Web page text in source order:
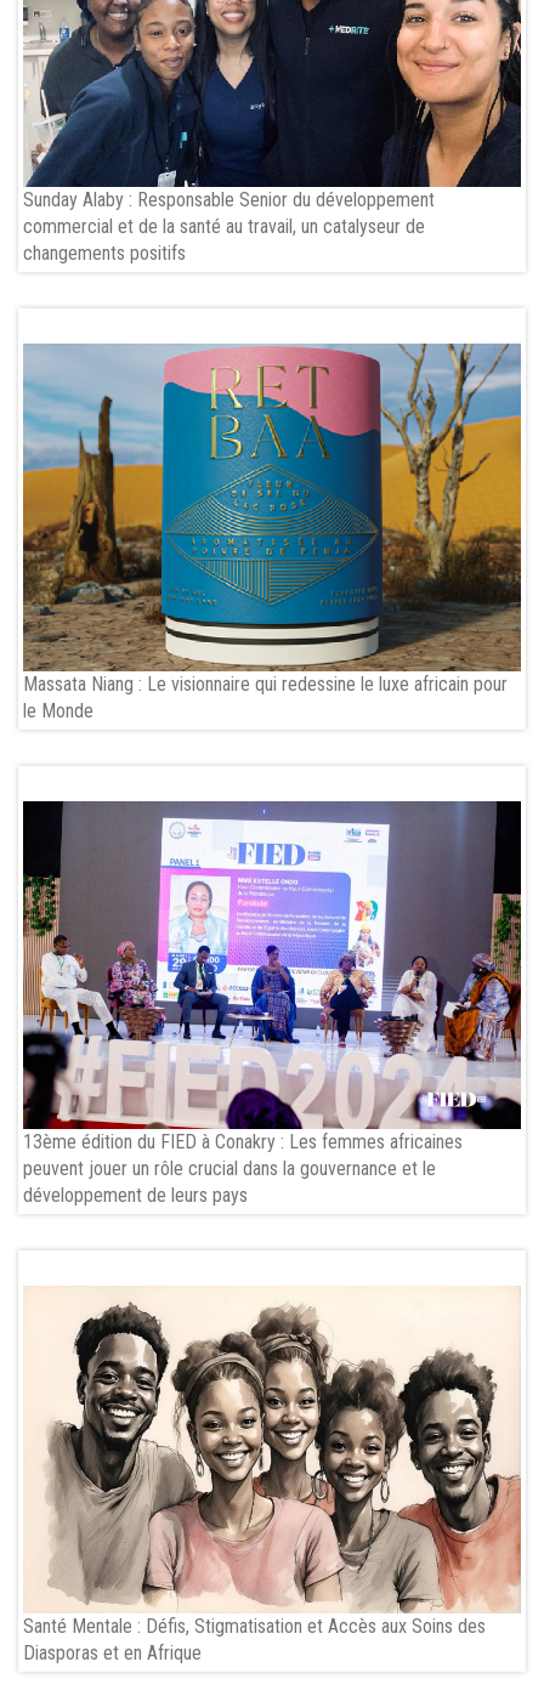
Sunday Alaby : Responsable Senior du développement
commercial et de la santé au travail, un catalyseur de
changements positifs
Massata Niang : Le visionnaire qui redessine le luxe africain pour
le Monde
13ème édition du FIED à Conakry : Les femmes africaines
peuvent jouer un rôle crucial dans la gouvernance et le
développement de leurs pays
Santé Mentale : Défis, Stigmatisation et Accès aux Soins des
Diasporas et en Afrique